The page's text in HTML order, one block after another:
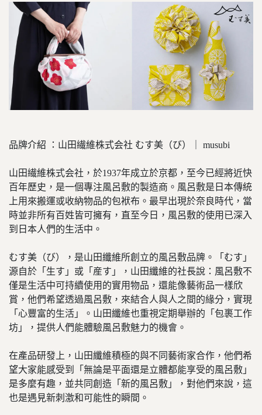
品牌介紹 ：山田繊維株式会社 むす美（び）｜ musubi
山田繊維株式会社，於1937年成立於京都，至今已經將近快
百年歷史，是一個專注風呂敷的製造商。風呂敷是日本傳統
上用來搬運或收納物品的包袱布。最早出現於奈良時代，當
時並非所有百姓皆可擁有，直至今日，風呂敷的使用已深入
到日本人們的生活中。
むす美（び），是山田纖維所創立的風呂敷品牌。「むす」
源自於「生す」或「産す」，山田纖維的社長說：風呂敷不
僅是生活中可持續使用的實用物品，還能像藝術品一樣欣
賞，他們希望透過風呂敷，來結合人與人之間的緣分，實現
「心豐富的生活」。山田纖維也重視定期舉辦的「包裹工作
坊」，提供人們能體驗風呂敷魅力的機會。
在產品研發上，山田纖維積極的與不同藝術家合作，他們希
望大家能感受到「無論是平面還是立體都能享受的風呂敷」
是多麼有趣，並共同創造「新的風呂敷」，對他們來說，這
也是遇見新刺激和可能性的瞬間。